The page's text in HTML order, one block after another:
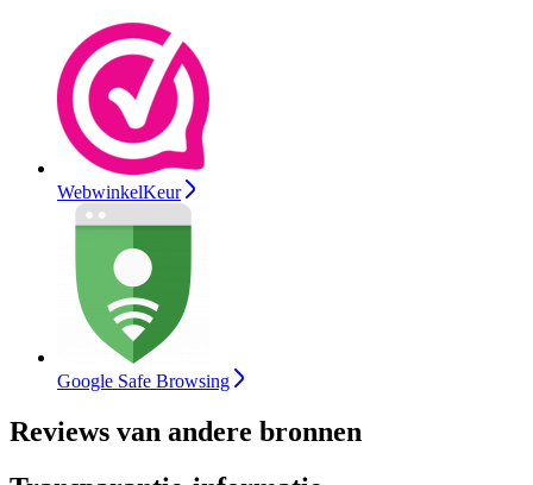
WebwinkelKeur
Google Safe Browsing
Reviews van andere bronnen